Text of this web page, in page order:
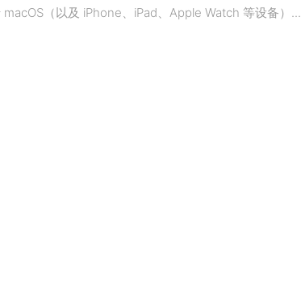
（以及 iPhone、iPad、Apple Watch 等设备）...